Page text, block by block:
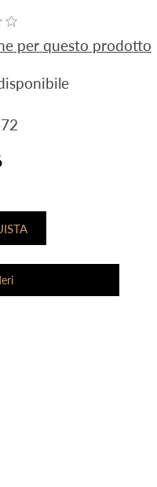
per questo prodotto